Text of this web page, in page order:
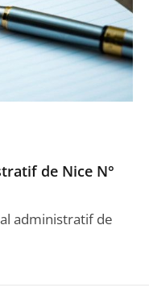
de Nice N°
administratif de